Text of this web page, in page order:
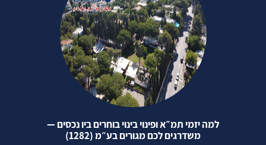
למה יזמי תמ״א ופינוי בינוי בוחרים ביו נכסים —
משדרגים לכם מגורים בע״מ (1282)